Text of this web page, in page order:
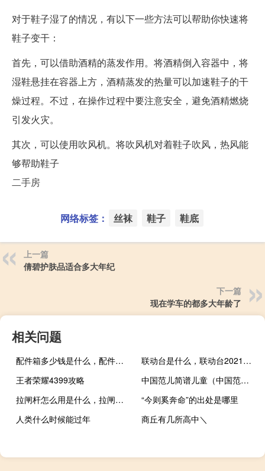
对于鞋子湿了的情况，有以下一些方法可以帮助你快速将
鞋子变干：
首先，可以借助酒精的蒸发作用。将酒精倒入容器中，将
湿鞋悬挂在容器上方，酒精蒸发的热量可以加速鞋子的干
燥过程。不过，在操作过程中要注意安全，避免酒精燃烧
引发火灾。
其次，可以使用吹风机。将吹风机对着鞋子吹风，热风能
够帮助鞋子
二手房
网络标签： 丝袜 鞋子 鞋底
上一篇
倩碧护肤品适合多大年纪
下一篇
现在学车的都多大年龄了
相关问题
配件箱多少钱是什么，配件箱2021价格和图文详情
联动台是什么，联动台2021价格和图文详情
王者荣耀4399攻略
中国范儿简谱儿童（中国范儿简谱）
拉闸杆怎么用是什么，拉闸杆怎么用2021价格和图文详情
“今则奚奔命”的出处是哪里
人类什么时候能过年
商丘有几所高中＼